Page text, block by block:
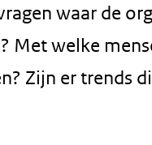
waar de
Met welke
Zijn er trends